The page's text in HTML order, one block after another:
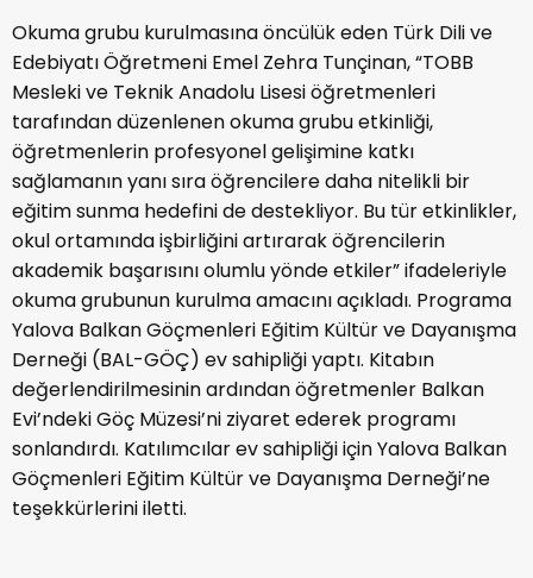
Okuma grubu kurulmasına öncülük eden Türk Dili ve
Edebiyatı Öğretmeni Emel Zehra Tunçinan, “TOBB
Mesleki ve Teknik Anadolu Lisesi öğretmenleri
tarafından düzenlenen okuma grubu etkinliği,
öğretmenlerin profesyonel gelişimine katkı
sağlamanın yanı sıra öğrencilere daha nitelikli bir
eğitim sunma hedefini de destekliyor. Bu tür etkinlikler,
okul ortamında işbirliğini artırarak öğrencilerin
akademik başarısını olumlu yönde etkiler” ifadeleriyle
okuma grubunun kurulma amacını açıkladı. Programa
Yalova Balkan Göçmenleri Eğitim Kültür ve Dayanışma
Derneği (BAL-GÖÇ) ev sahipliği yaptı. Kitabın
değerlendirilmesinin ardından öğretmenler Balkan
Evi’ndeki Göç Müzesi’ni ziyaret ederek programı
sonlandırdı. Katılımcılar ev sahipliği için Yalova Balkan
Göçmenleri Eğitim Kültür ve Dayanışma Derneği’ne
teşekkürlerini iletti.